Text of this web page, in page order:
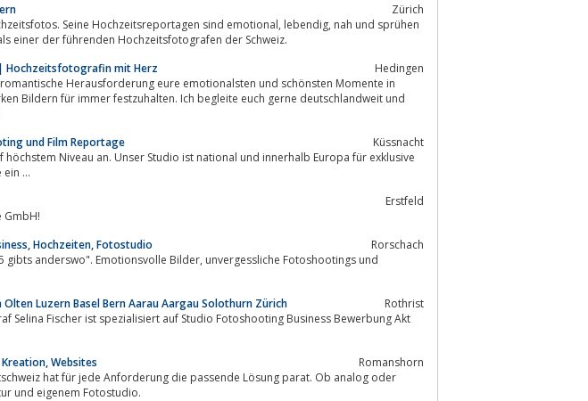
Zürich
Hochzeitsreportagen sind emotional, lebendig, nah und sprühen
einer der führenden Hochzeitsfotografen der Schweiz.
Hochzeitsfotografin mit Herz
Hedingen
Herausforderung eure emotionalsten und schönsten Momente in
und Film Reportage
Küssnacht
Niveau an. Unser Studio ist national und innerhalb Europa für exklusive
...
Erstfeld
GmbH!
Hochzeiten, Fotostudio
Rorschach
Bilder, unvergessliche Fotoshootings und
Luzern Basel Bern Aarau Aargau Solothurn Zürich
Rothrist
Selina Fischer ist spezialisiert auf Studio Fotoshooting Business Bewerbung Akt
Websites
Romanshorn
hat für jede Anforderung die passende Lösung parat. Ob analog oder
und eigenem Fotostudio.